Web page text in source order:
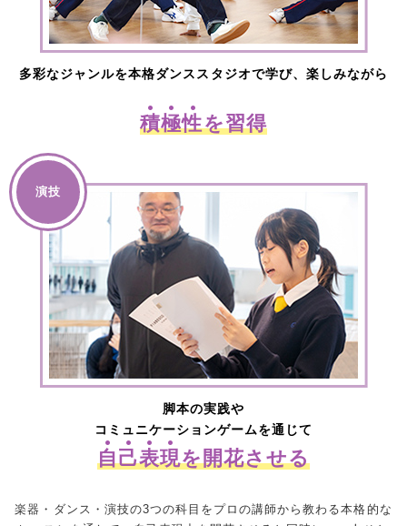
多彩なジャンルを本格ダンススタジオで学び、楽しみながら
積極性を習得
演技
脚本の実践や
コミュニケーションゲームを通じて
自己表現を開花させる
楽器・ダンス・演技の3つの科目をプロの講師から教わる本格的な